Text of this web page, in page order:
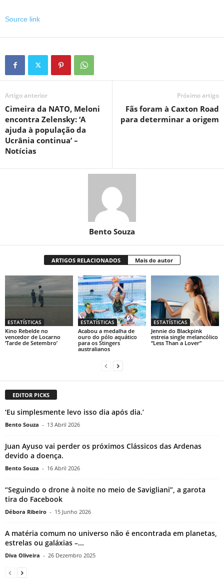
Source link
Artigo anterior
Cimeira da NATO, Meloni
encontra Zelensky: ‘A
ajuda à população da
Ucrânia continua’ –
Notícias
Próximo artigo
Fãs foram à Caxton Road
para determinar a origem
Bento Souza
ARTIGOS RELACIONADOS Mais do autor
ESTATÍSTICAS
Kino Rebelde no
vencedor de Locarno
‘Tarde de Setembro’
ESTATÍSTICAS
Acabou a medalha de
ouro do pólo aquático
para os Stingers
australianos
ESTATÍSTICAS
Jennie do Blackpink
estreia single melancólico
“Less Than a Lover”
EDITOR PICKS
‘Eu simplesmente levo isso dia após dia.’
Bento Souza - 13 Abril 2026
Juan Ayuso vai perder os próximos Clássicos das Ardenas
devido a doença.
Bento Souza - 16 Abril 2026
“Seguindo o drone à noite no meio de Savigliani”, a garota
tira do Facebook
Débora Ribeiro - 15 Junho 2026
A matéria comum no universo não é encontrada em planetas,
estrelas ou galáxias –...
Diva Oliveira - 26 Dezembro 2025